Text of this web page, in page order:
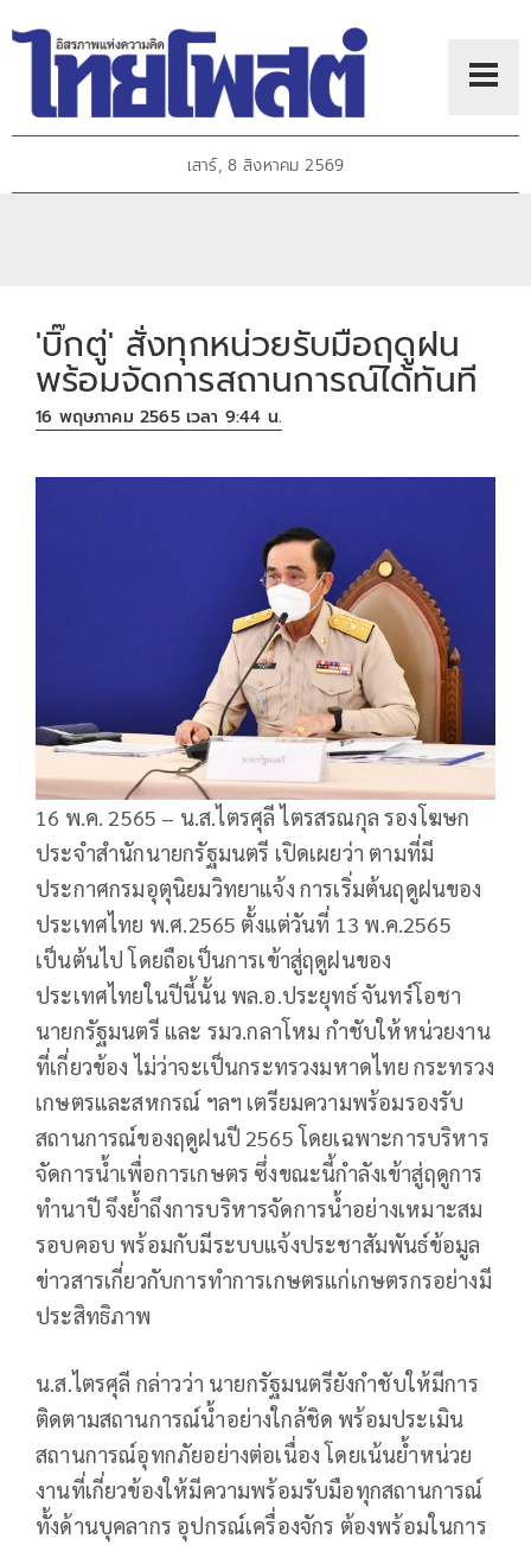
เสาร์, 8 สิงหาคม 2569
'บิ๊กตู่' สั่งทุกหน่วยรับมือฤดูฝน
พร้อมจัดการสถานการณ์ได้ทันที
16 พฤษภาคม 2565 เวลา 9:44 น.
16 พ.ค. 2565 – น.ส.ไตรศุลี ไตรสรณกุล รองโฆษก
ประจําสํานักนายกรัฐมนตรี เปิดเผยว่า ตามที่มี
ประกาศกรมอุตุนิยมวิทยาแจ้ง การเริ่มต้นฤดูฝนของ
ประเทศไทย พ.ศ.2565 ตั้งแต่วันที่ 13 พ.ค.2565
เป็นต้นไป โดยถือเป็นการเข้าสู่ฤดูฝนของ
ประเทศไทยในปีนี้นั้น พล.อ.ประยุทธ์ จันทร์โอชา
นายกรัฐมนตรี และ รมว.กลาโหม กำชับให้หน่วยงาน
ที่เกี่ยวข้อง ไม่ว่าจะเป็นกระทรวงมหาดไทย กระทรวง
เกษตรและสหกรณ์ ฯลฯ เตรียมความพร้อมรองรับ
สถานการณ์ของฤดูฝนปี 2565 โดยเฉพาะการบริหาร
จัดการน้ำเพื่อการเกษตร ซึ่งขณะนี้กำลังเข้าสู่ฤดูการ
ทำนาปี จึงย้ำถึงการบริหารจัดการน้ำอย่างเหมาะสม
รอบคอบ พร้อมกับมีระบบแจ้งประชาสัมพันธ์ข้อมูล
ข่าวสารเกี่ยวกับการทำการเกษตรแก่เกษตรกรอย่างมี
ประสิทธิภาพ
น.ส.ไตรศุลี กล่าวว่า นายกรัฐมนตรียังกำชับให้มีการ
ติดตามสถานการณ์น้ำอย่างใกล้ชิด พร้อมประเมิน
สถานการณ์อุทกภัยอย่างต่อเนื่อง โดยเน้นย้ำหน่วย
งานที่เกี่ยวข้องให้มีความพร้อมรับมือทุกสถานการณ์
ทั้งด้านบุคลากร อุปกรณ์เครื่องจักร ต้องพร้อมในการ